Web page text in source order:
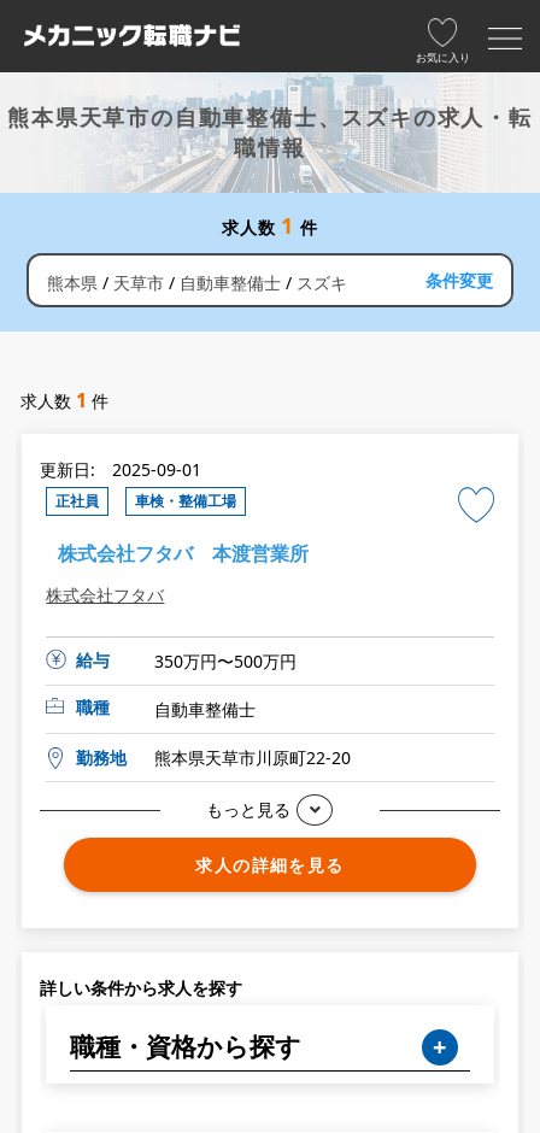
お気に入り
熊本県天草市の自動車整備士、スズキの求人・転
職情報
求人数 1 件
熊本県 天草市 自動車整備士 スズキ 条件変更
求人数 1 件
更新日: 2025-09-01
正社員 車検・整備工場
株式会社フタバ 本渡営業所
株式会社フタバ
給与
350万円〜500万円
職種
自動車整備士
勤務地 熊本県天草市川原町22-20
もっと見る
求人の詳細を見る
詳しい条件から求人を探す
職種・資格から探す